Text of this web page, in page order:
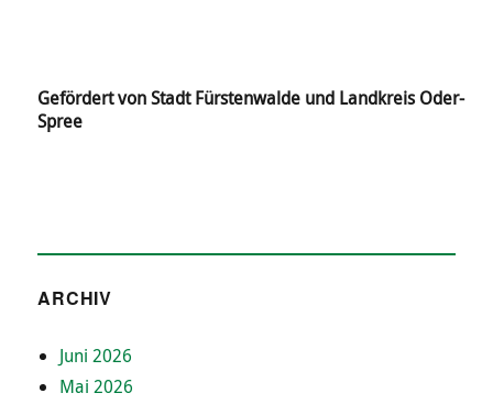
Gefördert von Stadt Fürstenwalde und Landkreis Oder-
Spree
ARCHIV
Juni 2026
Mai 2026